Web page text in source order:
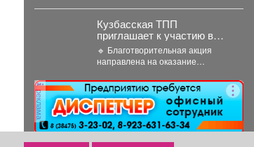
по Кемеровской области
опубликовало...
Кузбасская ТПП
приглашает к участию в
акции «Помоги собраться в
школу»
🔹 Благотворительная акция
направлена на оказание
новому учебному году
первоклассников...
реклама